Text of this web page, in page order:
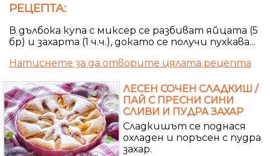
РЕЦЕПТА:
В дълбока купа с миксер се разбиват яйцата (5
бр) и захарта (1 ч.ч.), докато се получи пухкава...
Натиснете за да отворите цялата рецепта
ЛЕСЕН СОЧЕН СЛАДКИШ /
ПАЙ С ПРЕСНИ СИНИ
СЛИВИ И ПУДРА ЗАХАР
Сладкишът се поднася
охладен и поръсен с пудра
захар.